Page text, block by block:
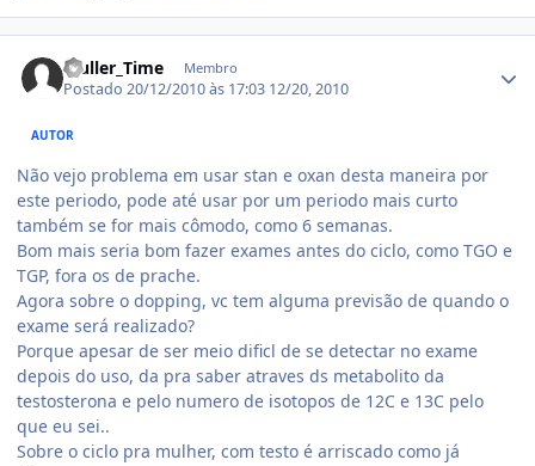
Muller_Time Membro
Postado20/12/2010 às 17:03 12/20, 2010
AUTOR
Não vejo problema em usar stan e oxan desta maneira por
este periodo, pode até usar por um periodo mais curto
também se for mais cômodo, como 6 semanas.
Bom mais seria bom fazer exames antes do ciclo, como TGO e
TGP, fora os de prache.
Agora sobre o dopping, vc tem alguma previsão de quando o
exame será realizado?
Porque apesar de ser meio dificl de se detectar no exame
depois do uso, da pra saber atraves ds metabolito da
testosterona e pelo numero de isotopos de 12C e 13C pelo
que eu sei..
Sobre o ciclo pra mulher, com testo é arriscado como já